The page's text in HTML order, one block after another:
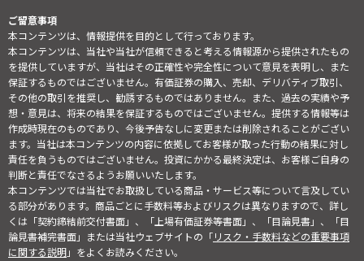
ご留意事項
本コンテンツは、情報提供を目的として行っております。
本コンテンツは、当社や当社が信頼できると考える情報源から提供されたもの
を提供していますが、当社はその正確性や完全性について意見を表明し、また
保証するものではございません。有価証券の購入、売却、デリバティブ取引、
その他の取引を推奨し、勧誘するものではありません。また、過去の実績や予
想・意見は、将来の結果を保証するものではございません。提供する情報等は
作成時現在のものであり、今後予告なしに変更または削除されることがござい
ます。当社は本コンテンツの内容に依拠してお客様が取った行動の結果に対し
責任を負うものではございません。投資にかかる最終決定は、お客様ご自身の
判断と責任でなさるようお願いいたします。
本コンテンツでは当社でお取扱している商品・サービス等について言及してい
る部分があります。商品ごとに手数料等およびリスクは異なりますので、詳し
くは「契約締結前交付書面」、「上場有価証券等書面」、「目論見書」、「目
論見書補完書面」または当社ウェブサイトの「リスク・手数料などの重要事項
に関する説明」をよくお読みください。